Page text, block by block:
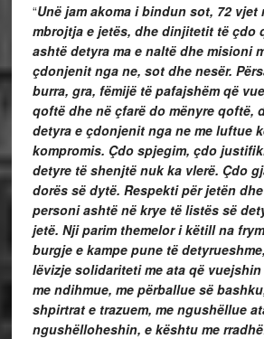
“Unë jam akoma i bindun sot, 72 vjet
mbrojtja e jetës, dhe dinjitetit të çdo
ashtë detyra ma e naltë dhe misioni
çdonjenit nga ne, sot dhe nesër.
burra, gra, fëmijë të pafajshëm që
qoftë dhe në çfarë do mënyre qoftë,
detyra e çdonjenit nga ne me luftue
kompromis. Çdo spjegim, çdo
detyre të shenjtë nuk ka vlerë. Çdo
dorës së dytë. Respekti për jetën
personi ashtë në krye të listës së
jetë. Nji parim themelor i këtill na
burgje e kampe pune të
lëvizje solidariteti me ata që
me ndihmue, me përballue së
shpirtrat e trazuem, me ngushëllue
ngushëlloheshin, e kështu me